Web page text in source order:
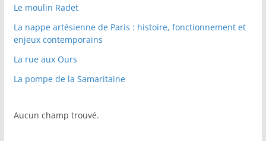
Le moulin Radet
La nappe artésienne de Paris : histoire, fonctionnement et
enjeux contemporains
La rue aux Ours
La pompe de la Samaritaine
Aucun champ trouvé.